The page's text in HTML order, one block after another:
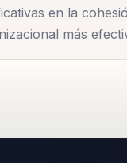
cambio, donde la
en la
más